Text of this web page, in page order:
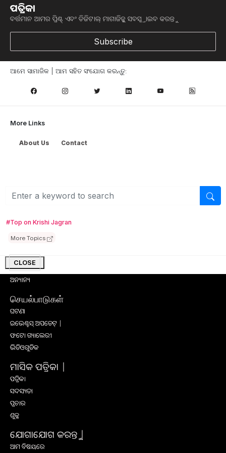
ପତ୍ରିକା
ବର୍ତ୍ତମାନ ଆମର ପ୍ରିଣ୍ଟ୍ ଏବଂ ଡିଜିଟାଲ୍ ମାଗାଜିନ୍କୁ ସବସ୍କ୍ରାଇବ କରନ୍ତୁ
Subscribe
ଆମେ ସାମାଜିକ | ଆମ ସହିତ ସଂଯୋଗ କରନ୍ତୁ:
More Links
About Us Contact
#Top on Krishi Jagran
More Topics
CLOSE
Browse
ସରକାରୀ ଯୋଜନା
କୃଷି ବିଶ୍ବକୋଷ
କୃଷି ପ୍ରଶିକ୍ଷଣ
ସାକ୍ଷାତକାର
ସଫଳ କାହାଣୀ
ଅନ୍ୟାନ୍ୟ
செயல்பாடுகள்
ଘଟଣା
ଇଭେଣ୍ଟସ୍ ଅପଡେଟ୍ |
ଫଟୋ ଗ୍ୟାଲେରୀ
ଭିଡିଓଗୁଡିକ
ମାସିକ ପତ୍ରିକା |
ପତ୍ରିକା
ସଦସ୍ୟତା
ପ୍ରଚାର
ଶୁଳ୍କ
ଯୋଗାଯୋଗ କରନ୍ତୁ |
ଆମ ବିଷୟରେ